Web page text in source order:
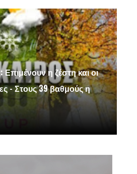
η ζέστη και οι
- Στους 39 βαθμούς η